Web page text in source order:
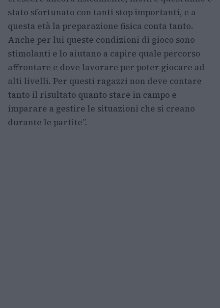
stato sfortunato con tanti stop importanti, e a
questa età la preparazione fisica conta tanto.
Anche per lui queste condizioni di gioco sono
stimolanti e lo aiutano a capire quale percorso
affrontare e dove lavorare per poter giocare ad
alti livelli. Per questi ragazzi non deve contare
tanto il risultato quanto stare in campo e
imparare a gestire le situazioni che si creano
durante le partite”.